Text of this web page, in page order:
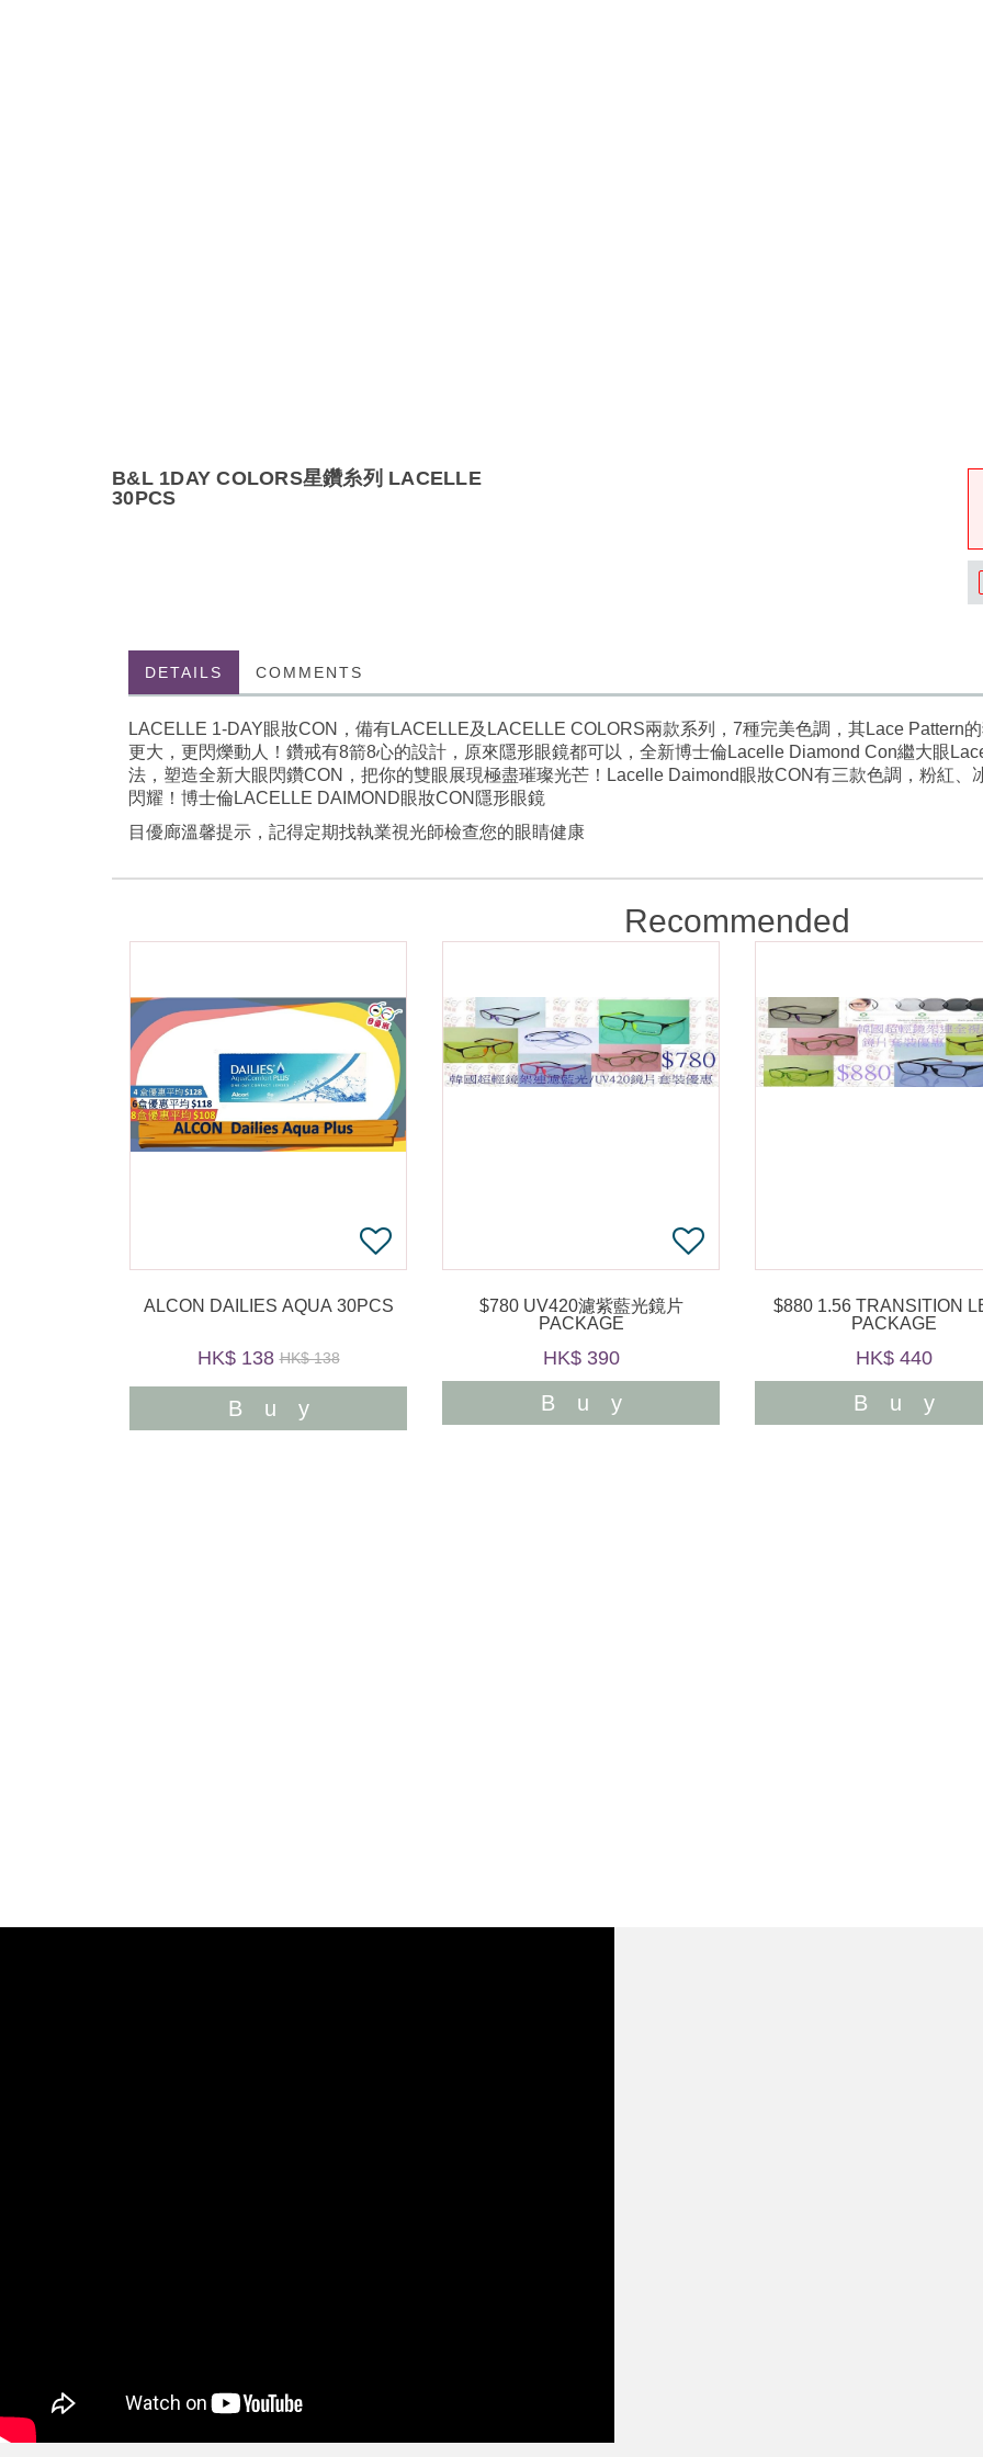
B&L 1DAY COLORS星鑽糸列 LACELLE
30PCS
DETAILS COMMENTS
LACELLE 1-DAY眼妝CON，備有LACELLE及LACELLE COLORS兩款系列，7種完美色調，其Lace Pattern
更大，更閃爍動人！鑽戒有8箭8心的設計，原來隱形眼鏡都可以，全新博士倫Lacelle Diamond Con繼大眼
法，塑造全新大眼閃鑽CON，把你的雙眼展現極盡璀璨光芒！Lacelle Daimond眼妝CON有三款色調，粉紅、
閃耀！博士倫LACELLE DAIMOND眼妝CON隱形眼鏡
目優廊溫馨提示，記得定期找執業視光師檢查您的眼睛健康
Recommended
ALCON DAILIES AQUA 30PCS
HK$ 138 HK$ 138
Buy
$780 UV420濾紫藍光鏡片
PACKAGE
HK$ 390
Buy
$880 1.56 TRANSITION LENS
PACKAGE
HK$ 440
Buy